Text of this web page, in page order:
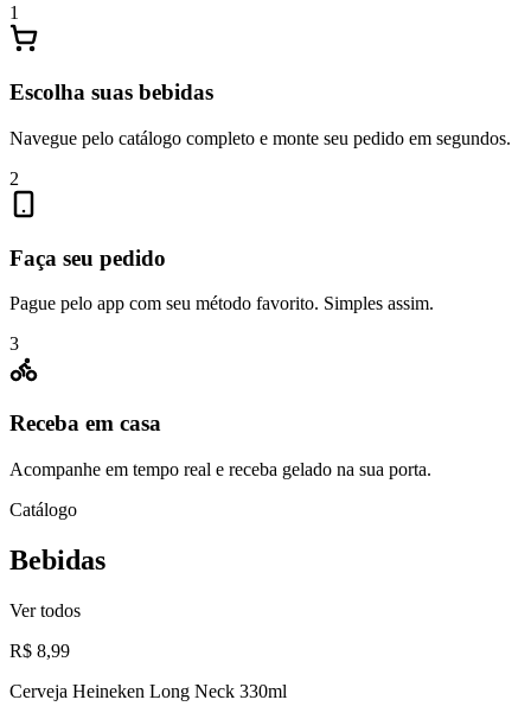
1
Escolha suas bebidas
Navegue pelo catálogo completo e monte seu pedido em segundos.
2
Faça seu pedido
Pague pelo app com seu método favorito. Simples assim.
3
Receba em casa
Acompanhe em tempo real e receba gelado na sua porta.
Catálogo
Bebidas
Ver todos
R$ 8,99
Cerveja Heineken Long Neck 330ml